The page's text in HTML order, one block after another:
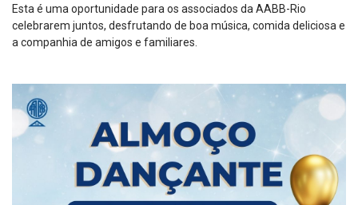
Esta é uma oportunidade para os associados da AABB-Rio
celebrarem juntos, desfrutando de boa música, comida deliciosa e
a companhia de amigos e familiares.